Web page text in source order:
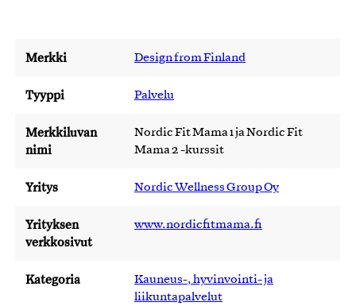
Merkki Design from Finland
Tyyppi Palvelu
Merkkiluvan
nimi
Nordic Fit Mama 1 ja Nordic Fit
Mama 2 -kurssit
Yritys Nordic Wellness Group Oy
Yrityksen
verkkosivut
www.nordicfitmama.fi
Kategoria
Kauneus-, hyvinvointi- ja
liikuntapalvelut